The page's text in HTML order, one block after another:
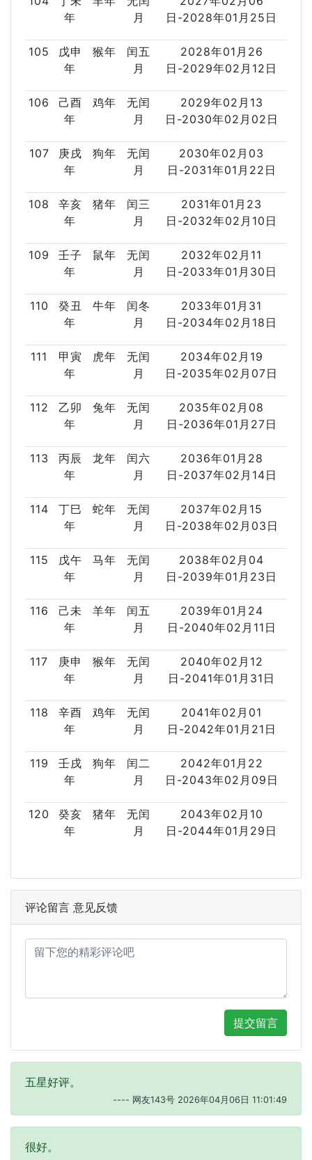
年
月
日-2028年01月25日
105
戊申
年
猴年
闰五
月
2028年01月26
日-2029年02月12日
106
己酉
年
鸡年
无闰
月
2029年02月13
日-2030年02月02日
107
庚戌
年
狗年
无闰
月
2030年02月03
日-2031年01月22日
108
辛亥
年
猪年
闰三
月
2031年01月23
日-2032年02月10日
109
壬子
年
鼠年
无闰
月
2032年02月11
日-2033年01月30日
110
癸丑
年
牛年
闰冬
月
2033年01月31
日-2034年02月18日
111
甲寅
年
虎年
无闰
月
2034年02月19
日-2035年02月07日
112
乙卯
年
兔年
无闰
月
2035年02月08
日-2036年01月27日
113
丙辰
年
龙年
闰六
月
2036年01月28
日-2037年02月14日
114
丁巳
年
蛇年
无闰
月
2037年02月15
日-2038年02月03日
115
戊午
年
马年
无闰
月
2038年02月04
日-2039年01月23日
116
己未
年
羊年
闰五
月
2039年01月24
日-2040年02月11日
117
庚申
年
猴年
无闰
月
2040年02月12
日-2041年01月31日
118
辛酉
年
鸡年
无闰
月
2041年02月01
日-2042年01月21日
119
壬戌
年
狗年
闰二
月
2042年01月22
日-2043年02月09日
120
癸亥
年
猪年
无闰
月
2043年02月10
日-2044年01月29日
评论留言 意见反馈
提交留言
五星好评。
---- 网友143号 2026年04月06日 11:01:49
很好。